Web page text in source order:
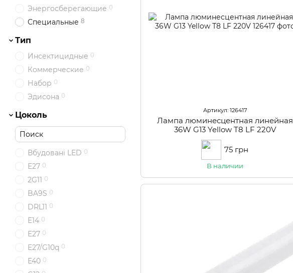
Артикул: 126417
Лампа люминесцентная линейная
36W G13 Yellow Т8 LF 220V
75 грн
В наличии
Энергосберегающие 0
Специальные 8
Тип
Инсектицидные 0
Коммерческие 0
Набор 0
Эдисона 0
Цоколь
Вбудовані LED 0
Е27 0
2G11 0
BA9S 0
DRL11 0
E14 0
E27 0
E27/G10q 0
E40 0